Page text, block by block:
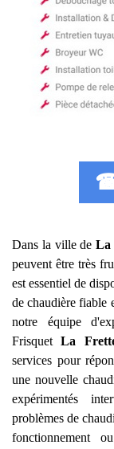
☎
Dans la ville de La
peuvent être très
est essentiel de
de chaudière fiable
notre équipe
FrisquetLa
services pour
une nouvelle
expérimentés
problèmes de
fonctionnement